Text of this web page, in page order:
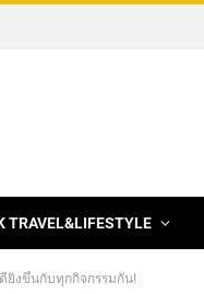
TRAVEL&LIFESTYLE
ยิ่งขึ้นกับทุกกิจกรรมกัน!